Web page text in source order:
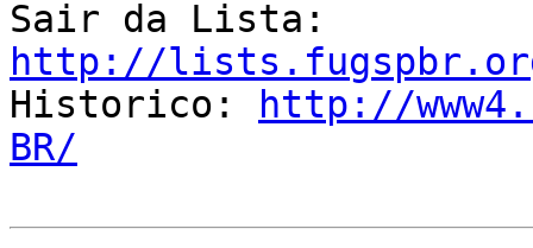
http://
Historico:
http://
BR/